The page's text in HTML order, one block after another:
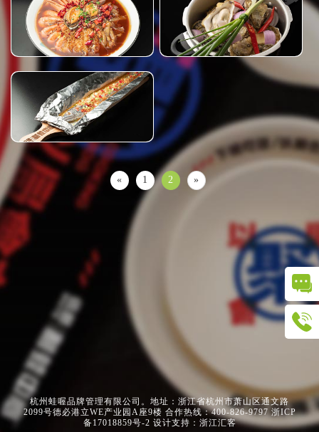
« 1 2 »
杭州蛙喔品牌管理有限公司。地址：浙江省杭州市萧山区通文路
2099号德必港立WE产业园A座9楼 合作热线：400-826-9797浙ICP
备17018859号-2 设计支持：浙江汇客